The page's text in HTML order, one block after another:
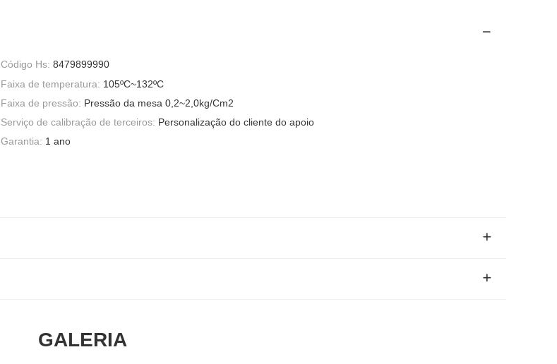
Código Hs: 8479899990
Faixa de temperatura: 105ºC~132ºC
Faixa de pressão: Pressão da mesa 0,2~2,0kg/Cm2
Serviço de calibração de terceiros: Personalização do cliente do apoio
Garantia: 1 ano
GALERIA